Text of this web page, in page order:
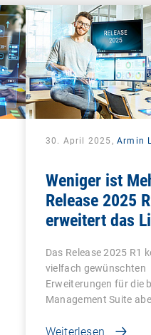
30. April 2025,Armin
Weniger ist
Release 2025
erweitert das
macht
Altlasten
Das Release 2025 R1
vielfach gewünschten
Erweiterungen für die
Management Suite
Weiterlesen